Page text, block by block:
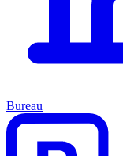
Bureau